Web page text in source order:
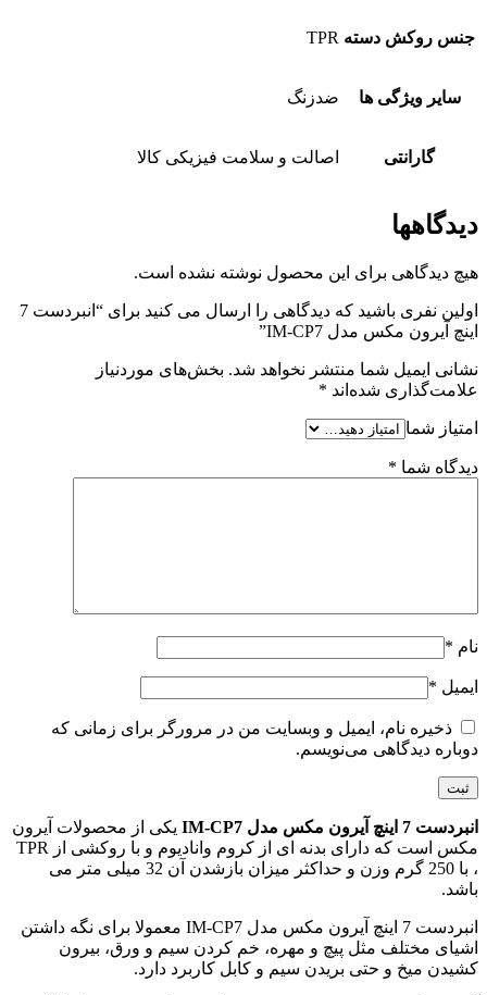
جنس روکش دسته TPR
سایر ویژگی ها ضدزنگ
گارانتی اصالت و سلامت فیزیکی کالا
دیدگاهها
هیچ دیدگاهی برای این محصول نوشته نشده است.
اولین نفری باشید که دیدگاهی را ارسال می کنید برای “انبردست 7
اینچ آیرون مکس مدل IM-CP7”
نشانی ایمیل شما منتشر نخواهد شد. بخش‌های موردنیاز
علامت‌گذاری شده‌اند *
امتیاز شما
دیدگاه شما *
نام *
ایمیل *
ذخیره نام، ایمیل و وبسایت من در مرورگر برای زمانی که
دوباره دیدگاهی می‌نویسم.
انبردست 7 اینچ آیرون مکس مدل IM-CP7
یکی از محصولات آیرون
مکس است که دارای بدنه ای از کروم وانادیوم و با روکشی از TPR
، با 250 گرم وزن و حداکثر میزان بازشدن آن 32 میلی متر می
باشد.
انبردست 7 اینچ آیرون مکس مدل IM-CP7 معمولا برای نگه داشتن
اشیای مختلف مثل پیچ و مهره، خم کردن سیم و ورق، بیرون
کشیدن میخ و حتی بریدن سیم و کابل کاربرد دارد.